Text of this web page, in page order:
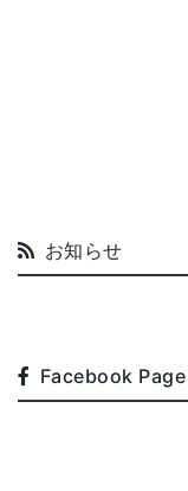
お知らせ
Facebook Page